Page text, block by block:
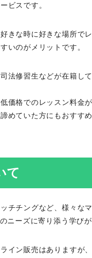
ビスです。
きな時に好きな場所で
いのがメリットです。
法修習生などが在籍し
価格でのレッスン料金
めていた方にもおすす
て
チチングなど、様々な
ニーズに寄り添う学びが
イン販売はありますが